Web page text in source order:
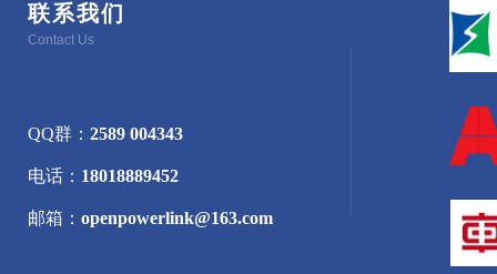
QQ群： 2589 004343
电话： 18018889452
邮箱： openpowerlink@163.com
Contact Us
联系我们